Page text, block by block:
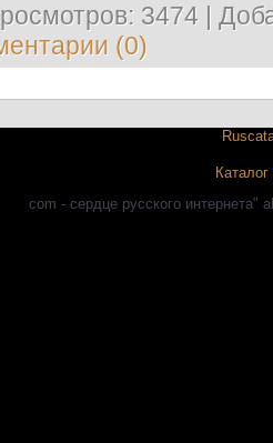
3474 |
(0)
com - сердце русского интернета"